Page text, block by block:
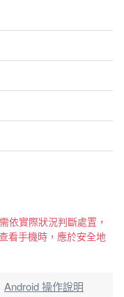
依實際狀況判斷處置，
看手機時，應於安全地
Android 操作說明